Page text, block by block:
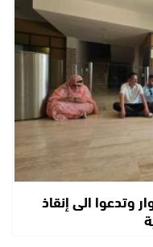
وتدعوا الى إنقاذ